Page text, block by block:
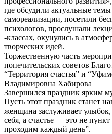
где обсудили актуальные
самореализации, посетили
психологов, прослушали
-классах, окунулись в
творческих идей.
Торжественную часть
попечительских советов
“Территория счастья” и
Владимировна Хабирова
Завершился праздник ярким
Пусть этот праздник станет
женщина заслуживает
себя, а счастье — это не
проходим каждый день”.